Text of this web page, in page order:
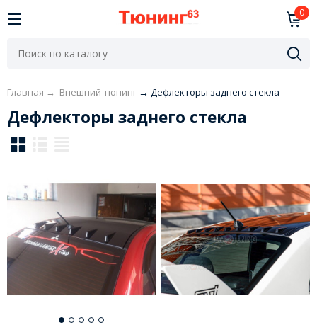
0
Главная → Внешний тюнинг → Дефлекторы заднего стекла
Дефлекторы заднего стекла